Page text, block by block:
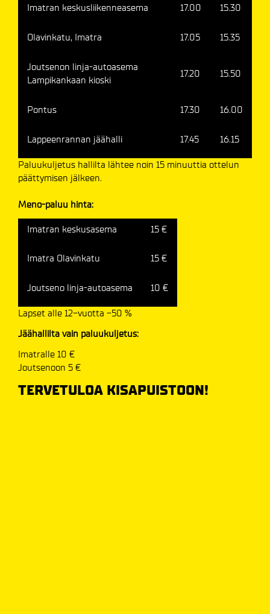
Imatran keskusliikenneasema 17.00 15.30
Olavinkatu, Imatra 17.05 15.35
Joutsenon linja-autoasema
Lampikankaan kioski
17.20 15.50
Pontus 17.30 16.00
Lappeenrannan jäähalli 17.45 16.15
Paluukuljetus hallilta lähtee noin 15 minuuttia ottelun
päättymisen jälkeen.
Meno-paluu hinta:
Imatran keskusasema 15 €
Imatra Olavinkatu 15 €
Joutseno linja-autoasema 10 €
Lapset alle 12-vuotta -50 %
Jäähallilta vain paluukuljetus:
Imatralle 10 €
Joutsenoon 5 €
TERVETULOA KISAPUISTOON!